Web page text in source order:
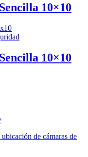
10×10
10×10
de cámaras de